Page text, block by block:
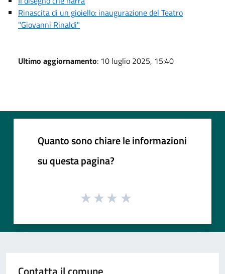
Rinascita di un gioiello: inaugurazione del Teatro
"Giovanni Rinaldi"
Ultimo aggiornamento: 10 luglio 2025, 15:40
Quanto sono chiare le informazioni
su questa pagina?